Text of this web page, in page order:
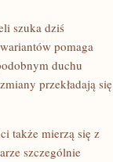
szuka dziś
pomaga
duchu
przekładają się
także mierzą się z
szczególnie